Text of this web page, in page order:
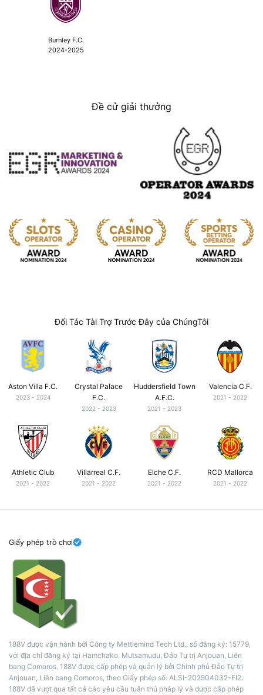
Burnley F.C.
2024-2025
Đề cử giải thưởng
Đối Tác Tài Trợ Trước Đây của ChúngTôi
Aston Villa F.C.
2023 - 2024
Crystal Palace
F.C.
2022 - 2023
Huddersfield Town
A.F.C.
2021 - 2023
Valencia C.F.
2021 - 2022
Athletic Club
2021 - 2022
Villarreal C.F.
2021 - 2022
Elche C.F.
2021 - 2022
RCD Mallorca
2021 - 2022
Giấy phép trò chơi
188V được vận hành bởi Công ty Mettlemind Tech Ltd., số đăng ký: 15779,
với địa chỉ đăng ký tại Hamchako, Mutsamudu, Đảo Tự trị Anjouan, Liên
bang Comoros. 188V được cấp phép và quản lý bởi Chính phủ Đảo Tự trị
Anjouan, Liên bang Comoros, theo Giấy phép số: ALSI-202504032-FI2.
188V đã vượt qua tất cả các yêu cầu tuân thủ pháp lý và được cấp phép